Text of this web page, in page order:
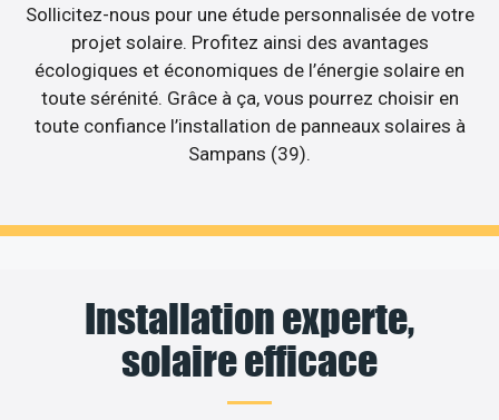
Sollicitez-nous pour une étude personnalisée de votre
projet solaire. Profitez ainsi des avantages
écologiques et économiques de l’énergie solaire en
toute sérénité. Grâce à ça, vous pourrez choisir en
toute confiance l’installation de panneaux solaires à
Sampans (39).
Installation experte,
solaire efficace